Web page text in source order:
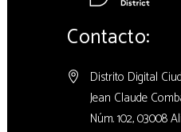
Contacto:
Distrito Digital
Jean Claude
Núm. 102, 03008